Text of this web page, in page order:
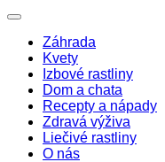
Záhrada
Kvety
Izbové rastliny
Dom a chata
Recepty a nápady
Zdravá výživa
Liečivé rastliny
O nás